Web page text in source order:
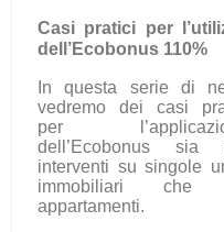
Casi pratici per
dell’Ecobonus 110%
In questa serie di
vedremo dei casi
per
dell’Ecobonus sia
interventi su singole
immobiliari che
appartamenti.